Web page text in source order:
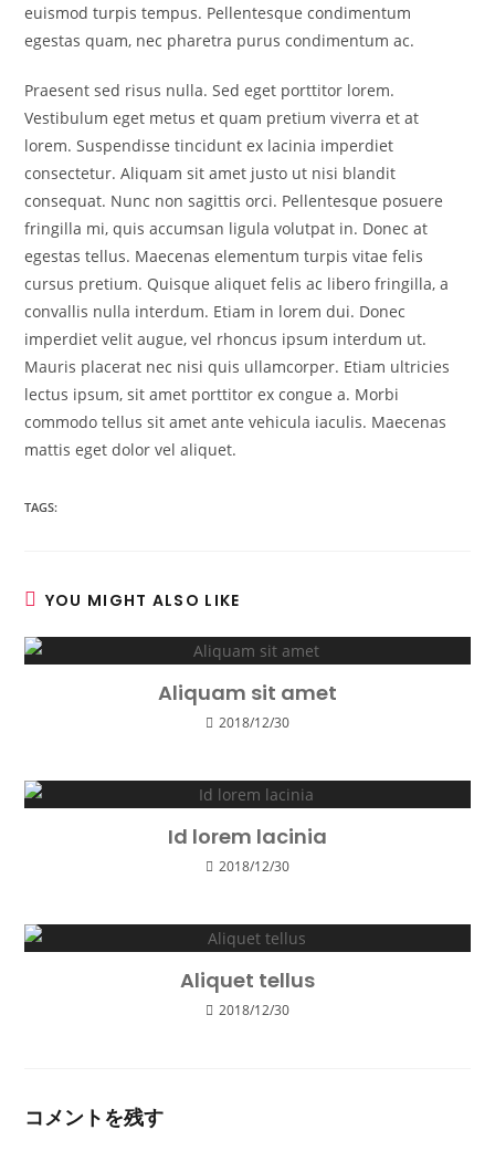
euismod turpis tempus. Pellentesque condimentum
egestas quam, nec pharetra purus condimentum ac.
Praesent sed risus nulla. Sed eget porttitor lorem.
Vestibulum eget metus et quam pretium viverra et at
lorem. Suspendisse tincidunt ex lacinia imperdiet
consectetur. Aliquam sit amet justo ut nisi blandit
consequat. Nunc non sagittis orci. Pellentesque posuere
fringilla mi, quis accumsan ligula volutpat in. Donec at
egestas tellus. Maecenas elementum turpis vitae felis
cursus pretium. Quisque aliquet felis ac libero fringilla, a
convallis nulla interdum. Etiam in lorem dui. Donec
imperdiet velit augue, vel rhoncus ipsum interdum ut.
Mauris placerat nec nisi quis ullamcorper. Etiam ultricies
lectus ipsum, sit amet porttitor ex congue a. Morbi
commodo tellus sit amet ante vehicula iaculis. Maecenas
mattis eget dolor vel aliquet.
TAGS:
YOU MIGHT ALSO LIKE
Aliquam sit amet
2018/12/30
Id lorem lacinia
2018/12/30
Aliquet tellus
2018/12/30
コメントを残す